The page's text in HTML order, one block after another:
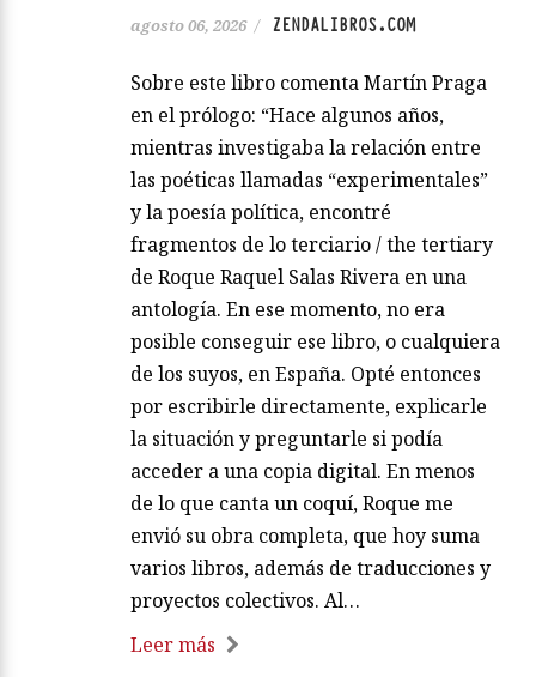
agosto 06, 2026 / ZENDALIBROS.COM
Sobre este libro comenta Martín Praga
en el prólogo: “Hace algunos años,
mientras investigaba la relación entre
las poéticas llamadas “experimentales”
y la poesía política, encontré
fragmentos de lo terciario / the tertiary
de Roque Raquel Salas Rivera en una
antología. En ese momento, no era
posible conseguir ese libro, o cualquiera
de los suyos, en España. Opté entonces
por escribirle directamente, explicarle
la situación y preguntarle si podía
acceder a una copia digital. En menos
de lo que canta un coquí, Roque me
envió su obra completa, que hoy suma
varios libros, además de traducciones y
proyectos colectivos. Al…
Leer más